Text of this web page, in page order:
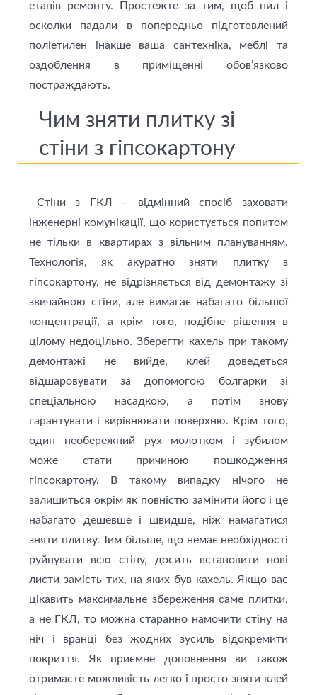
етапів ремонту. Простежте за тим, щоб пил і
осколки падали в попередньо підготовлений
поліетилен інакше ваша сантехніка, меблі та
оздоблення в приміщенні обов’язково
постраждають.
Чим зняти плитку зі
стіни з гіпсокартону
Стіни з ГКЛ – відмінний спосіб заховати
інженерні комунікації, що користується попитом
не тільки в квартирах з вільним плануванням.
Технологія, як акуратно зняти плитку з
гіпсокартону, не відрізняється від демонтажу зі
звичайною стіни, але вимагає набагато більшої
концентрації, а крім того, подібне рішення в
цілому недоцільно. Зберегти кахель при такому
демонтажі не вийде, клей доведеться
відшаровувати за допомогою болгарки зі
спеціальною насадкою, а потім знову
гарантувати і вирівнювати поверхню. Крім того,
один необережний рух молотком і зубилом
може стати причиною пошкодження
гіпсокартону. В такому випадку нічого не
залишиться окрім як повністю замінити його і це
набагато дешевше і швидше, ніж намагатися
зняти плитку. Тим більше, що немає необхідності
руйнувати всю стіну, досить встановити нові
листи замість тих, на яких був кахель. Якщо вас
цікавить максимальне збереження саме плитки,
а не ГКЛ, то можна старанно намочити стіну на
ніч і вранці без жодних зусиль відокремити
покриття. Як приємне доповнення ви також
отримаєте можливість легко і просто зняти клей